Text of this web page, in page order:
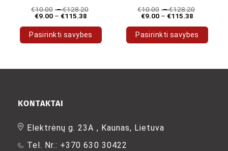
€10.00 –€128.20
€9.00 – €115.38
Pasirinkti savybes
has
The
be
chosen
€10.00 –€128.20
€9.00 – €115.38
Pasirinkti savybes
has
KONTAKTAI
Elektrėnų g. 23A , Kaunas, Lietuva
Tel. Nr.: +370 630 30422